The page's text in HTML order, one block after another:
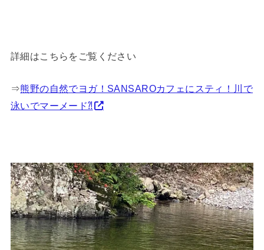
詳細はこちらをご覧ください
⇒熊野の自然でヨガ！SANSAROカフェにスティ！川で
泳いでマーメード⁈